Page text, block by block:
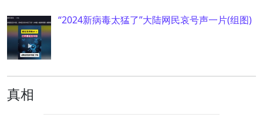
“2024新病毒太猛了”大陆网民哀号声一片(组图)
真相